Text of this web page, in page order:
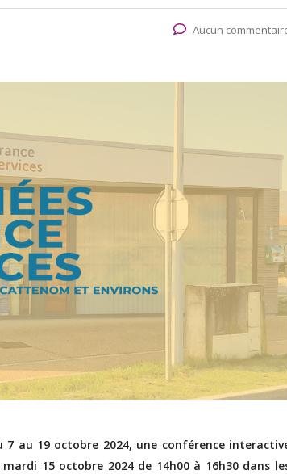
Aucun
7 au 19 octobre 2024, une conférence
15 octobre 2024 de 14h00 à 16h30 dans